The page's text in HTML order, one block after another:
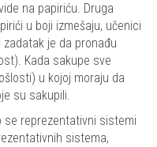
na papiriću. Druga
u boji izmešaju, učenici
je da pronađu
Kada sakupe sve
u kojoj moraju da
su sakupili.
se reprezentativni sistemi
sistema,